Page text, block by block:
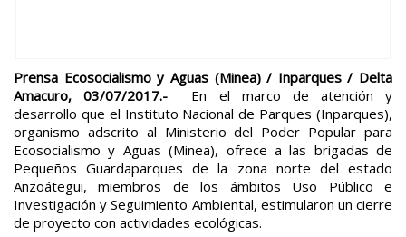
Prensa Ecosocialismo y Aguas (Minea) / Inparques / Delta
Amacuro, 03/07/2017.- En el marco de atención y
desarrollo que el Instituto Nacional de Parques (Inparques),
organismo adscrito al Ministerio del Poder Popular para
Ecosocialismo y Aguas (Minea), ofrece a las brigadas de
Pequeños Guardaparques de la zona norte del estado
Anzoátegui, miembros de los ámbitos Uso Público e
Investigación y Seguimiento Ambiental, estimularon un cierre
de proyecto con actividades ecológicas.